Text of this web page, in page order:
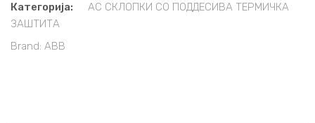
Категорија:
АС СКЛОПКИ СО ПОДДЕСИВА ТЕРМИЧКА
ЗАШТИТА
Brand: ABB